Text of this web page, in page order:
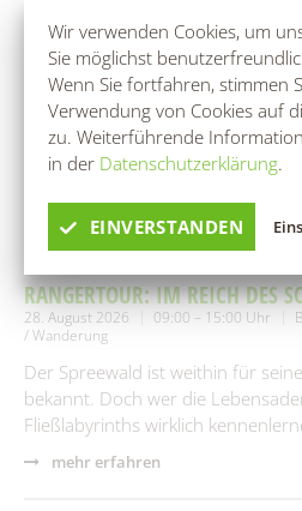
Wir verwenden Cookies, um
Sie möglichst
Wenn Sie fortfahren, stimmen
Verwendung von Cookies auf
zu. Weiterführende
in der Datenschutzerklärung.
EINVERSTANDEN
ROHKOST-WORKSHOP
25. August 2026 10:00 – 13:00 Uhr
Workshop / Seminar
Gemeinsames Herstellen von
(4-5 Gänge Menü)Danach
mehr erfahren
RANGERTOUR: IM REICH DES
28. August 2026 09:00 – 15:00 Uhr
/ Wanderung
Der Spreewald ist weithin für
bekannt. Doch wer die
Fließlabyrinths wirklich
mehr erfahren